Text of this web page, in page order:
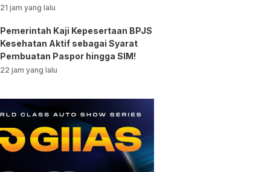
Tunjangan ASN Dihentikan!
21 jam yang lalu
Pemerintah Kaji Kepesertaan BPJS
Kesehatan Aktif sebagai Syarat
Pembuatan Paspor hingga SIM!
22 jam yang lalu